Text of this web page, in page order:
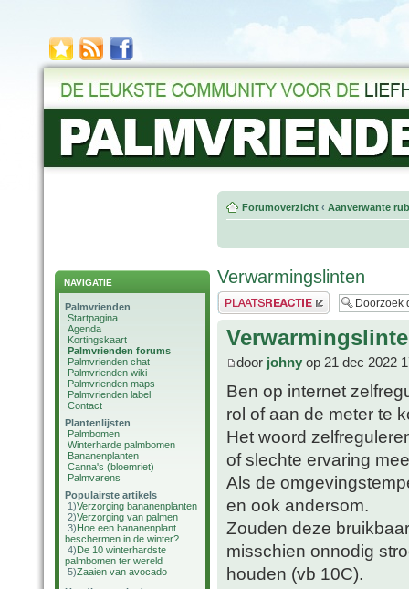
NAVIGATIE
Palmvrienden
Startpagina
Agenda
Kortingskaart
Palmvrienden forums
Palmvrienden chat
Palmvrienden wiki
Palmvrienden maps
Palmvrienden label
Contact
Plantenlijsten
Palmbomen
Winterharde palmbomen
Bananenplanten
Canna's (bloemriet)
Palmvarens
Populairste artikels
1)Verzorging bananenplanten
2)Verzorging van palmen
3)Hoe een bananenplant
beschermen in de winter?
4)De 10 winterhardste
palmbomen ter wereld
5)Zaaien van avocado
Forumoverzicht ‹ Aanverwante
Verwarmingslinten
Plaats een reactie
door johny op 21 dec 2022
Ben op internet
rol of aan de meter te
Het woord
of slechte ervaring
Als de
en ook andersom.
Zouden deze
misschien onnodig
houden (vb 10C).